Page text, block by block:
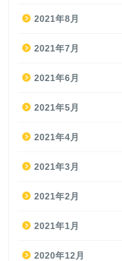
2021年8月
2021年7月
2021年6月
2021年5月
2021年4月
2021年3月
2021年2月
2021年1月
2020年12月